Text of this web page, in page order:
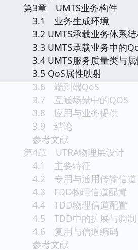
第3章 UMTS业务构件
3.1 业务生成环境
3.2 UMTS承载业务体系
3.3 UMTS承载业务中的
3.4 UMTS服务质量类与
3.5 QoS属性映射
3.6 端到端QoS
3.7 互通场景中的QOS
3.8 应用与业务提供
3.9 结论
参考文献
第4章 UTRA物理层设计
4.1 主要特征
4.2 专用与通用传输信道
4.3 FDD物理信道配置
4.4 TDD物理信道配置
4.5 TDD中的扩展与调制
4.6 复用与信道编码
参考文献